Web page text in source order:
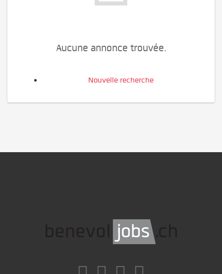
Aucune annonce trouvée.
Nouvelle recherche